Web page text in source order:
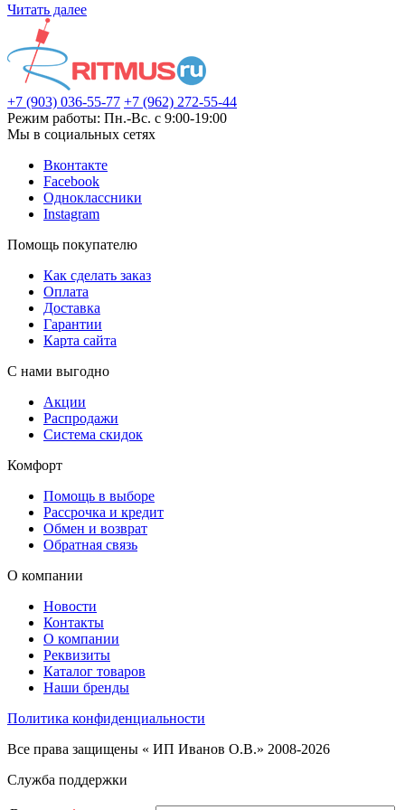
Читать далее
+7 (903) 036-55-77 +7 (962) 272-55-44
Режим работы: Пн.-Вс. с 9:00-19:00
Мы в социальных сетях
Вконтакте
Facebook
Одноклассники
Instagram
Помощь покупателю
Как сделать заказ
Оплата
Доставка
Гарантии
Карта сайта
С нами выгодно
Акции
Распродажи
Система скидок
Комфорт
Помощь в выборе
Рассрочка и кредит
Обмен и возврат
Обратная связь
О компании
Новости
Контакты
О компании
Реквизиты
Каталог товаров
Наши бренды
Политика конфиденциальности
Все права защищены « ИП Иванов О.В.» 2008-2026
Служба поддержки